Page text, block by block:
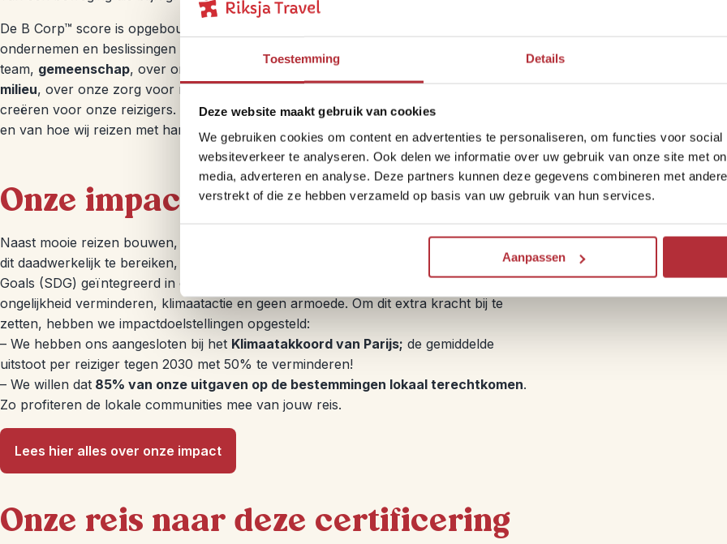
Toestemming Details
Deze website maakt gebruik van cookies
We gebruiken cookies om content en advertenties te personaliseren, om functies voor
websiteverkeer te analyseren. Ook delen we informatie over uw gebruik van onze site met
media, adverteren en analyse. Deze partners kunnen deze gegevens combineren met
verstrekt of die ze hebben verzameld op basis van uw gebruik van hun services.
Aanpassen
De B Corp™ score is opgebouwd uit vijf impactgebieden:
ondernemen en beslissingen nemen,
team, gemeenschap, over onze impact op lokale partners en gemeenschappen,
milieu, over onze zorg voor natuur en klimaat, enklanten, over de waarde die we
creëren voor onze reizigers. Samen vormen deze gebieden de basis van onze score
en van hoe wij reizen met hart voor de wereld in de praktijk brengen.
Onze impact
Naast mooie reizen bouwen, willen we een positieve impact maken op de wereld. Om
dit daadwerkelijk te bereiken, hebben we drie doelen van de Sustainable Development
Goals (SDG) geïntegreerd in ons beleid en onze reizen. Zo focussen we ons op
ongelijkheid verminderen, klimaatactie en geen armoede. Om dit extra kracht bij te
zetten, hebben we impactdoelstellingen opgesteld:
– We hebben ons aangesloten bij het Klimaatakkoord van Parijs; de gemiddelde
uitstoot per reiziger tegen 2030 met 50% te verminderen!
– We willen dat 85% van onze uitgaven op de bestemmingen lokaal terechtkomen.
Zo profiteren de lokale communities mee van jouw reis.
Lees hier alles over onze impact
Onze reis naar deze certificering